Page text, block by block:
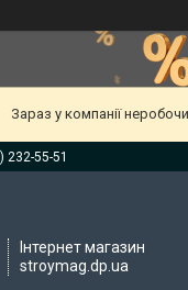
Зараз у компанії
232-55-51
Інтернет магазин
stroymag.dp.ua